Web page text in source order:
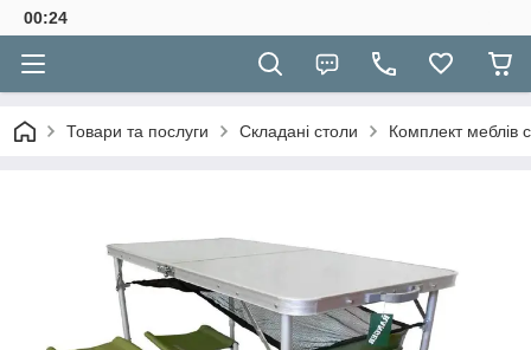
00:24
Товари та послуги Складані столи Комплект меблів